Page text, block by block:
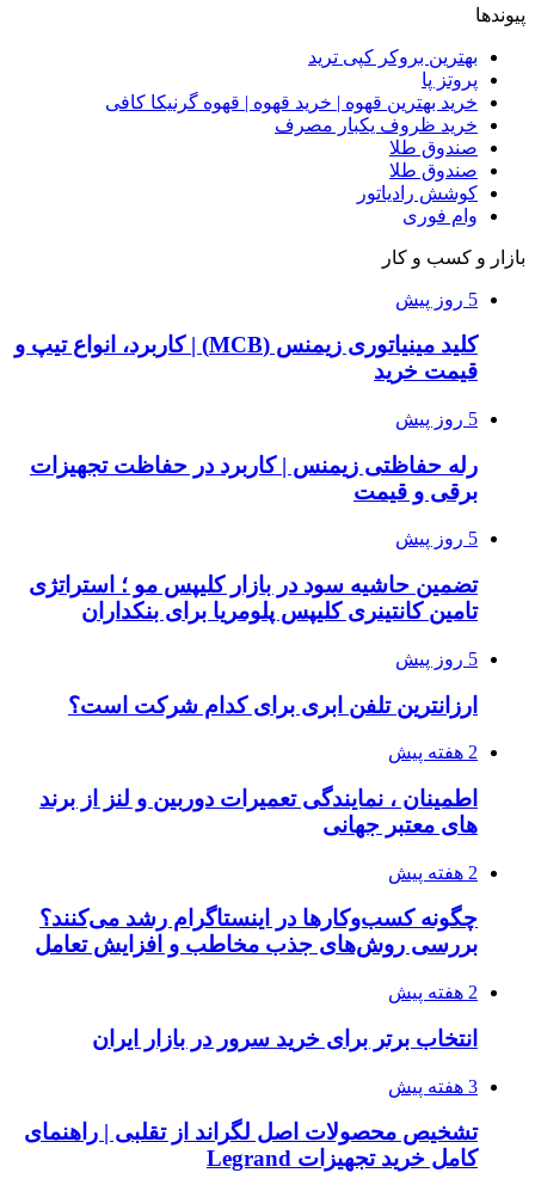
پیوندها
بهترین بروکر کپی ترید
پروتز پا
خرید بهترین قهوه | خرید قهوه | قهوه گرنیکا کافی
خرید ظروف یکبار مصرف
صندوق طلا
صندوق طلا
کوشش رادیاتور
وام فوری
بازار و کسب و کار
5 روز پیش
کلید مینیاتوری زیمنس (MCB) | کاربرد، انواع تیپ و
قیمت خرید
5 روز پیش
رله حفاظتی زیمنس | کاربرد در حفاظت تجهیزات
برقی و قیمت
5 روز پیش
تضمین حاشیه سود در بازار کلیپس مو ؛ استراتژی
تامین کانتینری کلیپس پلومریا برای بنکداران
5 روز پیش
ارزانترین تلفن ابری برای کدام شرکت است؟
2 هفته پیش
اطمینان ، نمایندگی تعمیرات دوربین و لنز از برند
های معتبر جهانی
2 هفته پیش
چگونه کسب‌وکارها در اینستاگرام رشد می‌کنند؟
بررسی روش‌های جذب مخاطب و افزایش تعامل
2 هفته پیش
انتخاب برتر برای خرید سرور در بازار ایران
3 هفته پیش
تشخیص محصولات اصل لگراند از تقلبی | راهنمای
کامل خرید تجهیزات Legrand